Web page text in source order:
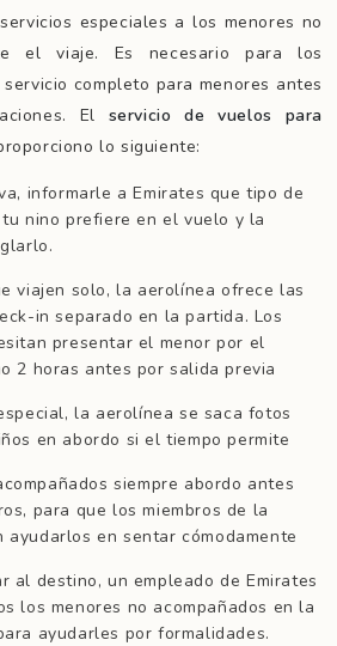
especiales a los menores no
el viaje. Es necesario para los
completo para menores antes
El servicio de vuelos para
lo siguiente:
informarle a Emirates que tipo de
nino prefiere en el vuelo y la
viajen solo, la aerolínea ofrece las
in separado en la partida. Los
presentar el menor por el
2 horas antes por salida previa
la aerolínea se saca fotos
en abordo si el tiempo permite
siempre abordo antes
para que los miembros de la
ayudarlos en sentar cómodamente
al destino, un empleado de Emirates
los menores no acompañados en la
ayudarles por formalidades.